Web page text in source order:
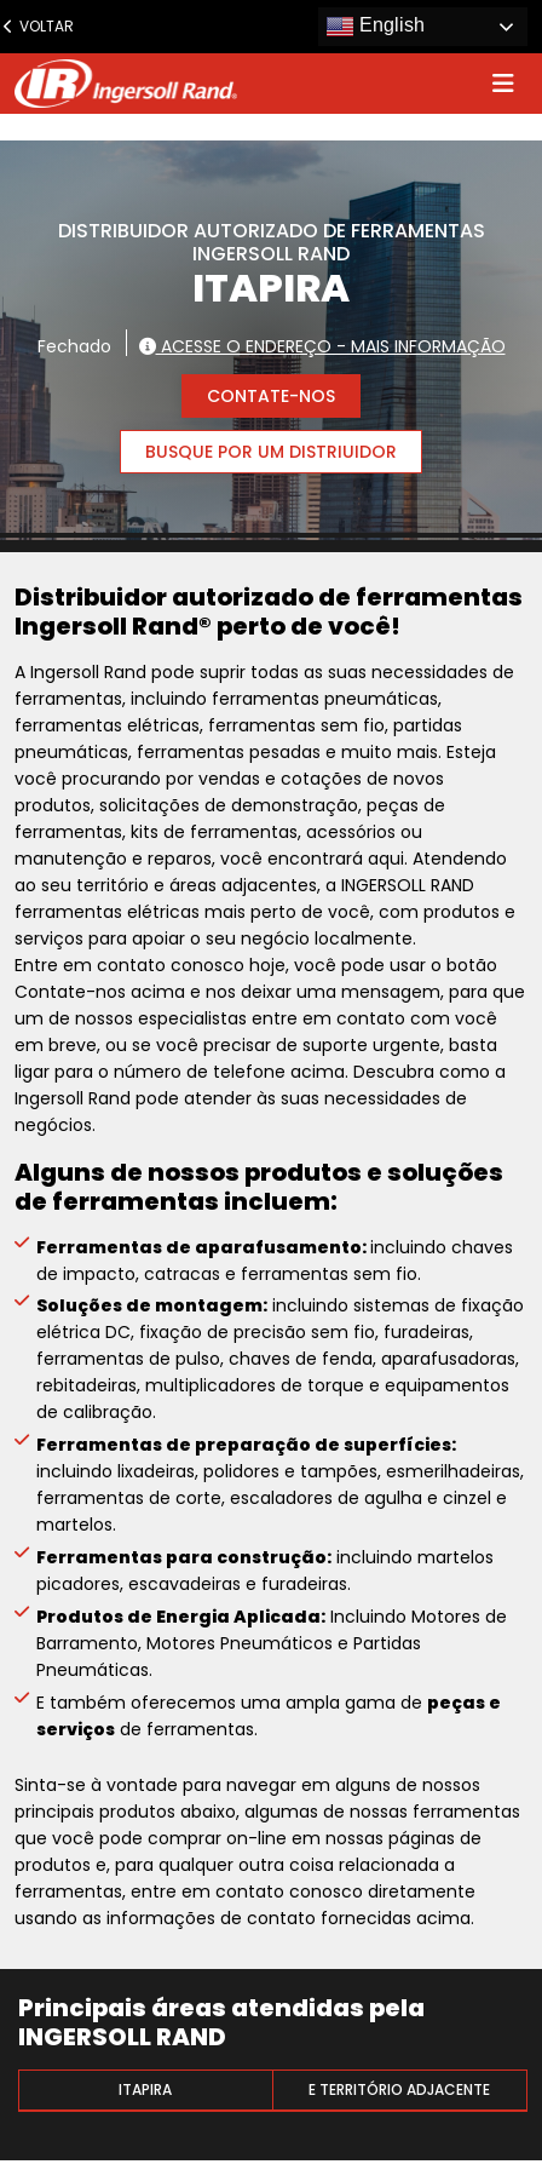
www.ingersollrand.com
Jump
content
VOLTAR English
DISTRIBUIDOR AUTORIZADO DE FERRAMENTAS
INGERSOLL RAND
ITAPIRA
Fechado ACESSE O ENDEREÇO - MAIS INFORMAÇÃO
CONTATE-NOS
BUSQUE POR UM DISTRIUIDOR
Distribuidor autorizado de ferramentas
Ingersoll Rand® perto de você!
A Ingersoll Rand pode suprir todas as suas necessidades de
ferramentas, incluindo ferramentas pneumáticas,
ferramentas elétricas, ferramentas sem fio, partidas
pneumáticas, ferramentas pesadas e muito mais. Esteja
você procurando por vendas e cotações de novos
produtos, solicitações de demonstração, peças de
ferramentas, kits de ferramentas, acessórios ou
manutenção e reparos, você encontrará aqui. Atendendo
ao seu território e áreas adjacentes, a INGERSOLL RAND
ferramentas elétricas mais perto de você, com produtos e
serviços para apoiar o seu negócio localmente.
Entre em contato conosco hoje, você pode usar o botão
Contate-nos acima e nos deixar uma mensagem, para que
um de nossos especialistas entre em contato com você
em breve, ou se você precisar de suporte urgente, basta
ligar para o número de telefone acima. Descubra como a
Ingersoll Rand pode atender às suas necessidades de
negócios.
Alguns de nossos produtos e soluções
de ferramentas incluem:
Ferramentas de aparafusamento:incluindo chaves
de impacto, catracas e ferramentas sem fio.
Soluções de montagem: incluindo sistemas de fixação
elétrica DC, fixação de precisão sem fio, furadeiras,
ferramentas de pulso, chaves de fenda, aparafusadoras,
rebitadeiras, multiplicadores de torque e equipamentos
de calibração.
Ferramentas de preparação de superfícies:
incluindo lixadeiras, polidores e tampões, esmerilhadeiras,
ferramentas de corte, escaladores de agulha e cinzel e
martelos.
Ferramentas para construção: incluindo martelos
picadores, escavadeiras e furadeiras.
Produtos de Energia Aplicada: Incluindo Motores de
Barramento, Motores Pneumáticos e Partidas
Pneumáticas.
E também oferecemos uma ampla gama de peças e
serviços de ferramentas.
Sinta-se à vontade para navegar em alguns de nossos
principais produtos abaixo, algumas de nossas ferramentas
que você pode comprar on-line em nossas páginas de
produtos e, para qualquer outra coisa relacionada a
ferramentas, entre em contato conosco diretamente
usando as informações de contato fornecidas acima.
Principais áreas atendidas pela
INGERSOLL RAND
ITAPIRA E TERRITÓRIO ADJACENTE